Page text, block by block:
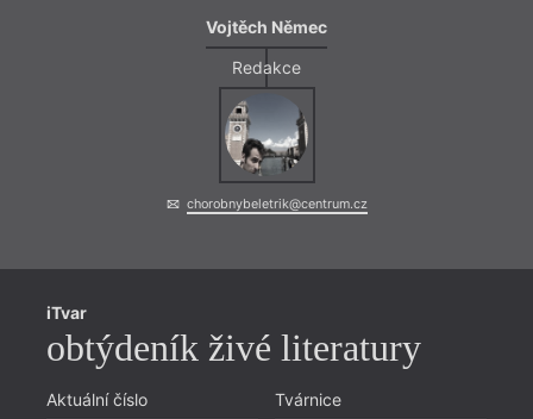
Vojtěch Němec
Redakce
chorobnybeletrik@centrum.cz
iTvar
obtýdeník živé literatury
Aktuální číslo
Tvárnice